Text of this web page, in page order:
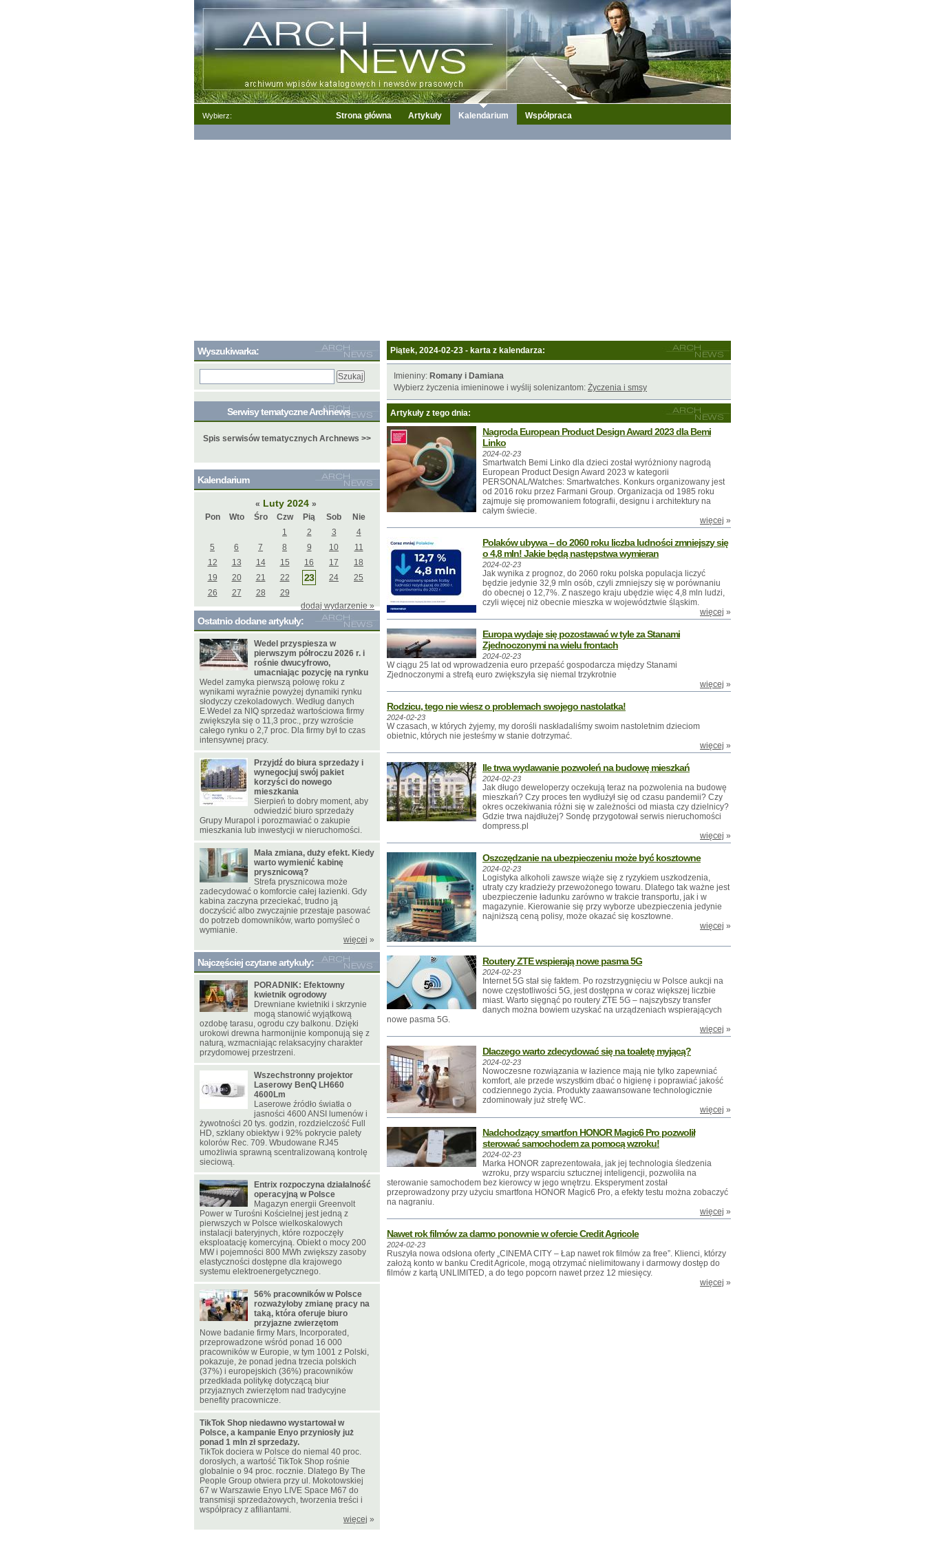
Wybierz: Strona główna Artykuły Kalendarium Współpraca
Piątek, 2024-02-23 - karta z kalendarza:
Imieniny: Romany i Damiana
Wybierz życzenia imieninowe i wyślij solenizantom: Życzenia i smsy
Artykuły z tego dnia:
Nagroda European Product Design Award 2023 dla Bemi
Linko
2024-02-23
Smartwatch Bemi Linko dla dzieci został wyróżniony nagrodą
European Product Design Award 2023 w kategorii
PERSONAL/Watches: Smartwatches. Konkurs organizowany jest
od 2016 roku przez Farmani Group. Organizacja od 1985 roku
zajmuje się promowaniem fotografii, designu i architektury na
całym świecie.
więcej »
Polaków ubywa – do 2060 roku liczba ludności zmniejszy się
o 4,8 mln! Jakie będą następstwa wymieran
2024-02-23
Jak wynika z prognoz, do 2060 roku polska populacja liczyć
będzie jedynie 32,9 mln osób, czyli zmniejszy się w porównaniu
do obecnej o 12,7%. Z naszego kraju ubędzie więc 4,8 mln ludzi,
czyli więcej niż obecnie mieszka w województwie śląskim.
więcej »
Europa wydaje się pozostawać w tyle za Stanami
Zjednoczonymi na wielu frontach
2024-02-23
W ciągu 25 lat od wprowadzenia euro przepaść gospodarcza między Stanami
Zjednoczonymi a strefą euro zwiększyła się niemal trzykrotnie
więcej »
Rodzicu, tego nie wiesz o problemach swojego nastolatka!
2024-02-23
W czasach, w których żyjemy, my dorośli naskładaliśmy swoim nastoletnim dzieciom
obietnic, których nie jesteśmy w stanie dotrzymać.
więcej »
Ile trwa wydawanie pozwoleń na budowę mieszkań
2024-02-23
Jak długo deweloperzy oczekują teraz na pozwolenia na budowę
mieszkań? Czy proces ten wydłużył się od czasu pandemii? Czy
okres oczekiwania różni się w zależności od miasta czy dzielnicy?
Gdzie trwa najdłużej? Sondę przygotował serwis nieruchomości
dompress.pl
więcej »
Oszczędzanie na ubezpieczeniu może być kosztowne
2024-02-23
Logistyka alkoholi zawsze wiąże się z ryzykiem uszkodzenia,
utraty czy kradzieży przewożonego towaru. Dlatego tak ważne jest
ubezpieczenie ładunku zarówno w trakcie transportu, jak i w
magazynie. Kierowanie się przy wyborze ubezpieczenia jedynie
najniższą ceną polisy, może okazać się kosztowne.
więcej »
Routery ZTE wspierają nowe pasma 5G
2024-02-23
Internet 5G stał się faktem. Po rozstrzygnięciu w Polsce aukcji na
nowe częstotliwości 5G, jest dostępna w coraz większej liczbie
miast. Warto sięgnąć po routery ZTE 5G – najszybszy transfer
danych można bowiem uzyskać na urządzeniach wspierających
nowe pasma 5G.
więcej »
Dlaczego warto zdecydować się na toaletę myjącą?
2024-02-23
Nowoczesne rozwiązania w łazience mają nie tylko zapewniać
komfort, ale przede wszystkim dbać o higienę i poprawiać jakość
codziennego życia. Produkty zaawansowane technologicznie
zdominowały już strefę WC.
więcej »
Nadchodzący smartfon HONOR Magic6 Pro pozwolił
sterować samochodem za pomocą wzroku!
2024-02-23
Marka HONOR zaprezentowała, jak jej technologia śledzenia
wzroku, przy wsparciu sztucznej inteligencji, pozwoliła na
sterowanie samochodem bez kierowcy w jego wnętrzu. Eksperyment został
przeprowadzony przy użyciu smartfona HONOR Magic6 Pro, a efekty testu można zobaczyć
na nagraniu.
więcej »
Nawet rok filmów za darmo ponownie w ofercie Credit Agricole
2024-02-23
Ruszyła nowa odsłona oferty „CINEMA CITY – Łap nawet rok filmów za free”. Klienci, którzy
założą konto w banku Credit Agricole, mogą otrzymać nielimitowany i darmowy dostęp do
filmów z kartą UNLIMITED, a do tego popcorn nawet przez 12 miesięcy.
więcej »
Wyszukiwarka:
Serwisy tematyczne Archnews
Spis serwisów tematycznych Archnews >>
Kalendarium
« Luty 2024 »
Pon
Wto Śro Czw Pią Sob
Nie
1
2 3
4
5
6 7 8 9 10
11
12
13 14 15 16 17
18
19
20 21 22 23 24
25
26
27 28
29
dodaj wydarzenie »
Ostatnio dodane artykuły:
Wedel przyspiesza w
pierwszym półroczu 2026 r. i
rośnie dwucyfrowo,
umacniając pozycję na rynku
Wedel zamyka pierwszą połowę roku z
wynikami wyraźnie powyżej dynamiki rynku
słodyczy czekoladowych. Według danych
E.Wedel za NIQ sprzedaż wartościowa firmy
zwiększyła się o 11,3 proc., przy wzroście
całego rynku o 2,7 proc. Dla firmy był to czas
intensywnej pracy.
Przyjdź do biura sprzedaży i
wynegocjuj swój pakiet
korzyści do nowego
mieszkania
Sierpień to dobry moment, aby
odwiedzić biuro sprzedaży
Grupy Murapol i porozmawiać o zakupie
mieszkania lub inwestycji w nieruchomości.
Mała zmiana, duży efekt. Kiedy
warto wymienić kabinę
prysznicową?
Strefa prysznicowa może
zadecydować o komforcie całej łazienki. Gdy
kabina zaczyna przeciekać, trudno ją
doczyścić albo zwyczajnie przestaje pasować
do potrzeb domowników, warto pomyśleć o
wymianie.
więcej »
Najczęściej czytane artykuły:
PORADNIK: Efektowny
kwietnik ogrodowy
Drewniane kwietniki i skrzynie
mogą stanowić wyjątkową
ozdobę tarasu, ogrodu czy balkonu. Dzięki
urokowi drewna harmonijnie komponują się z
naturą, wzmacniając relaksacyjny charakter
przydomowej przestrzeni.
Wszechstronny projektor
Laserowy BenQ LH660
4600Lm
Laserowe źródło światła o
jasności 4600 ANSI lumenów i
żywotności 20 tys. godzin, rozdzielczość Full
HD, szklany obiektyw i 92% pokrycie palety
kolorów Rec. 709. Wbudowane RJ45
umożliwia sprawną scentralizowaną kontrolę
sieciową.
Entrix rozpoczyna działalność
operacyjną w Polsce
Magazyn energii Greenvolt
Power w Turośni Kościelnej jest jedną z
pierwszych w Polsce wielkoskalowych
instalacji bateryjnych, które rozpoczęły
eksploatację komercyjną. Obiekt o mocy 200
MW i pojemności 800 MWh zwiększy zasoby
elastyczności dostępne dla krajowego
systemu elektroenergetycznego.
56% pracowników w Polsce
rozważyłoby zmianę pracy na
taką, która oferuje biuro
przyjazne zwierzętom
Nowe badanie firmy Mars, Incorporated,
przeprowadzone wśród ponad 16 000
pracowników w Europie, w tym 1001 z Polski,
pokazuje, że ponad jedna trzecia polskich
(37%) i europejskich (36%) pracowników
przedkłada politykę dotyczącą biur
przyjaznych zwierzętom nad tradycyjne
benefity pracownicze.
TikTok Shop niedawno wystartował w
Polsce, a kampanie Enyo przyniosły już
ponad 1 mln zł sprzedaży.
TikTok dociera w Polsce do niemal 40 proc.
dorosłych, a wartość TikTok Shop rośnie
globalnie o 94 proc. rocznie. Dlatego By The
People Group otwiera przy ul. Mokotowskiej
67 w Warszawie Enyo LIVE Space M67 do
transmisji sprzedażowych, tworzenia treści i
współpracy z afiliantami.
więcej »